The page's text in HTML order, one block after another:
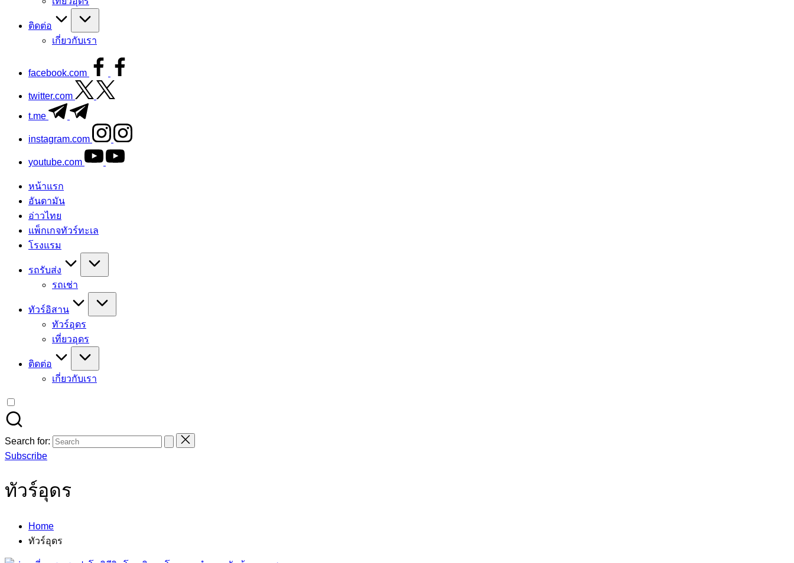
ติดต่อ
เกี่ยวกับเรา
facebook.com
twitter.com
t.me
instagram.com
youtube.com
หน้าแรก
อันดามัน
อ่าวไทย
แพ็กเกจทัวร์ทะเล
โรงแรม
รถรับส่ง
รถเช่า
ทัวร์อิสาน
ทัวร์อุดร
เที่ยวอุดร
ติดต่อ
เกี่ยวกับเรา
Search for:
Subscribe
ทัวร์อุดร
Home
ทัวร์อุดร